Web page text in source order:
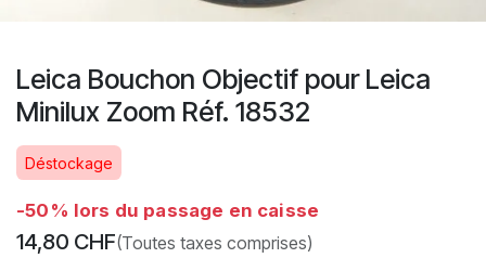
Leica Bouchon Objectif pour Leica
Minilux Zoom Réf. 18532
Déstockage
-50% lors du passage en caisse
14,80 CHF(Toutes taxes comprises)